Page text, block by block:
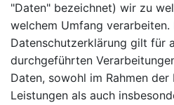
"Daten" bezeichnet) wir zu
welchem Umfang verarbeiten.
Datenschutzerklärung gilt für
durchgeführten
Daten, sowohl im Rahmen
Leistungen als auch